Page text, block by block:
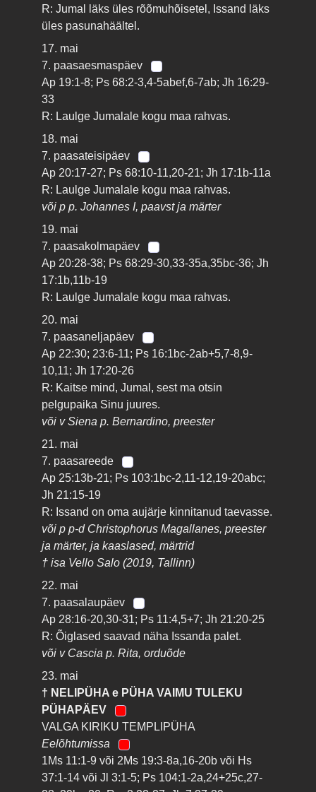
R: Jumal läks üles rõõmuhõisetel, Issand läks
üles pasunahäältel.
17. mai
7. paasaesmaspäev
Ap 19:1-8; Ps 68:2-3,4-5abef,6-7ab; Jh 16:29-
33
R: Laulge Jumalale kogu maa rahvas.
18. mai
7. paasateisipäev
Ap 20:17-27; Ps 68:10-11,20-21; Jh 17:1b-11a
R: Laulge Jumalale kogu maa rahvas.
või p p. Johannes I, paavst ja märter
19. mai
7. paasakolmapäev
Ap 20:28-38; Ps 68:29-30,33-35a,35bc-36; Jh
17:1b,11b-19
R: Laulge Jumalale kogu maa rahvas.
20. mai
7. paasaneljapäev
Ap 22:30; 23:6-11; Ps 16:1bc-2ab+5,7-8,9-
10,11; Jh 17:20-26
R: Kaitse mind, Jumal, sest ma otsin
pelgupaika Sinu juures.
või v Siena p. Bernardino, preester
21. mai
7. paasareede
Ap 25:13b-21; Ps 103:1bc-2,11-12,19-20abc;
Jh 21:15-19
R: Issand on oma aujärje kinnitanud taevasse.
või p p-d Christophorus Magallanes, preester
ja märter, ja kaaslased, märtrid
† isa Vello Salo (2019, Tallinn)
22. mai
7. paasalaupäev
Ap 28:16-20,30-31; Ps 11:4,5+7; Jh 21:20-25
R: Õiglased saavad näha Issanda palet.
või v Cascia p. Rita, orduõde
23. mai
† NELIPÜHA e PÜHA VAIMU TULEKU
PÜHAPÄEV
VALGA KIRIKU TEMPLIPÜHA
Eelõhtumissa
1Ms 11:1-9 või 2Ms 19:3-8a,16-20b või Hs
37:1-14 või Jl 3:1-5; Ps 104:1-2a,24+25c,27-